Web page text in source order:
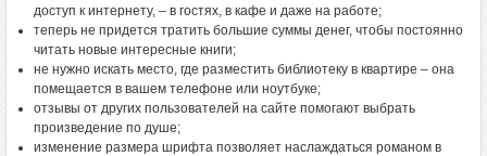
доступ к интернету, – в гостях, в кафе и даже на работе;
теперь не придется тратить большие суммы денег, чтобы постоянно
читать новые интересные книги;
не нужно искать место, где разместить библиотеку в квартире – она
помещается в вашем телефоне или ноутбуке;
отзывы от других пользователей на сайте помогают выбрать
произведение по душе;
изменение размера шрифта позволяет наслаждаться романом в